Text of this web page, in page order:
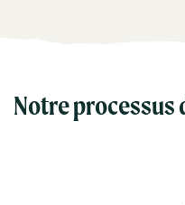
(dans un atelier
Notre processus